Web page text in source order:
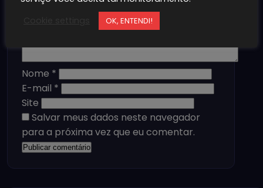
Nome *
E-mail *
Site
Salvar meus dados neste navegador
para a próxima vez que eu comentar.
OK, ENTENDI!